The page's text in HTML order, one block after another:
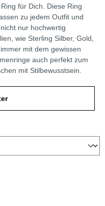
für Dich. Diese Ring
zu jedem Outfit und
nur hochwertig
wie Sterling Silber, Gold,
mit dem gewissen
auch perfekt zum
mit Stilbewusstsein.